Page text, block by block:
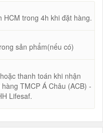
trong 4h khi đặt hàng.
sản phẩm(nếu có)
thanh toán khi nhận
TMCP Á Châu (ACB) -
Lifesaf.